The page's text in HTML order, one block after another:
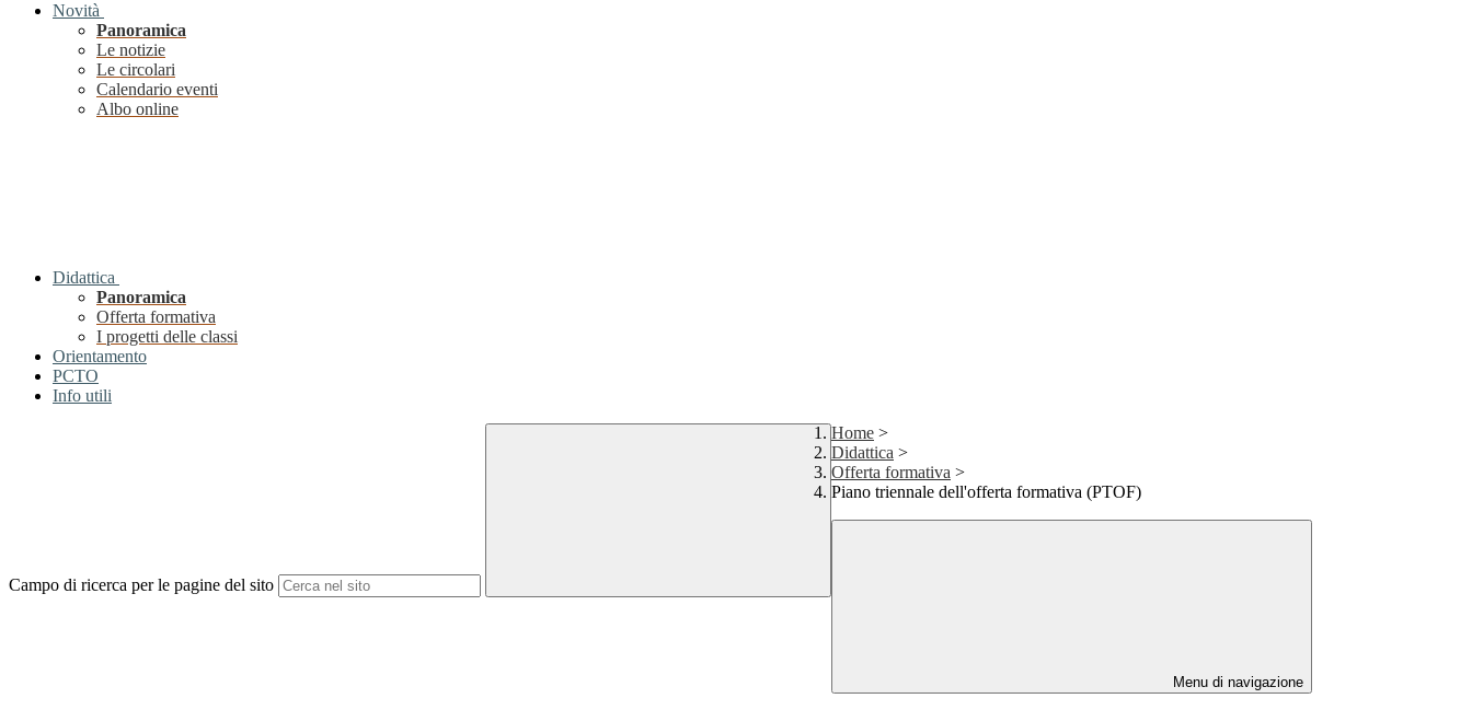
Novità
Panoramica
Le notizie
Le circolari
Calendario eventi
Albo online
Didattica
Panoramica
Offerta formativa
I progetti delle classi
Orientamento
PCTO
Info utili
Campo di ricerca per le pagine del sito
Home >
Didattica >
Offerta formativa >
Piano triennale dell'offerta formativa (PTOF)
Menu di navigazione